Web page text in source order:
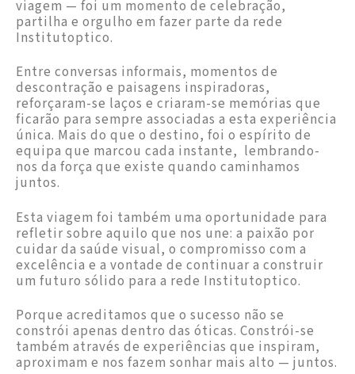
viagem — foi um momento de celebração,
partilha e orgulho em fazer parte da rede
Institutoptico.
Entre conversas informais, momentos de
descontração e paisagens inspiradoras,
reforçaram-se laços e criaram-se memórias que
ficarão para sempre associadas a esta experiência
única. Mais do que o destino, foi o espírito de
equipa que marcou cada instante, lembrando-
nos da força que existe quando caminhamos
juntos.
Esta viagem foi também uma oportunidade para
refletir sobre aquilo que nos une: a paixão por
cuidar da saúde visual, o compromisso com a
excelência e a vontade de continuar a construir
um futuro sólido para a rede Institutoptico.
Porque acreditamos que o sucesso não se
constrói apenas dentro das óticas. Constrói-se
também através de experiências que inspiram,
aproximam e nos fazem sonhar mais alto — juntos.